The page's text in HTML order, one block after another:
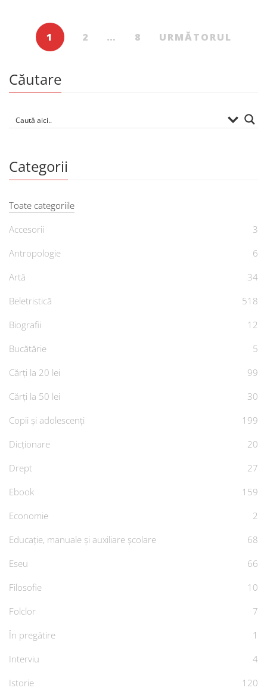
1 2 … 8 URMĂTORUL
Căutare
Categorii
Toate categoriile
Accesorii
3
Antropologie
6
Artă
34
Beletristică
518
Biografii
12
Bucătărie
5
Cărți la 20 lei
99
Cărți la 50 lei
30
Copii și adolescenți
199
Dicționare
20
Drept
27
Ebook
159
Economie
2
Educație, manuale și auxiliare școlare
68
Eseu
66
Filosofie
10
Folclor
7
În pregătire
1
Interviu
4
Istorie
120